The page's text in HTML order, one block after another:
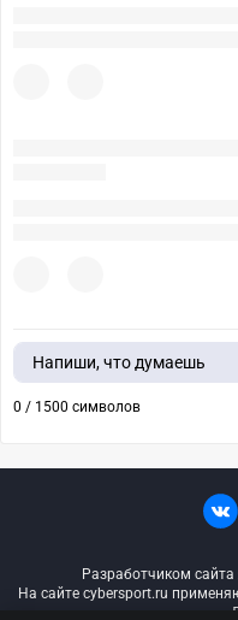
Напиши, что думаешь
0 / 1500 символов
Разработчиком
На сайте cybersport.ru